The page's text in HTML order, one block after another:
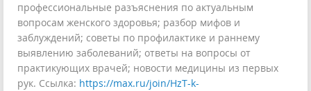
профессиональные разъяснения по актуальным
вопросам женского здоровья; разбор мифов и
заблуждений; советы по профилактике и раннему
выявлению заболеваний; ответы на вопросы от
практикующих врачей; новости медицины из первых
рук. Ссылка: https://max.ru/join/HzT-k-